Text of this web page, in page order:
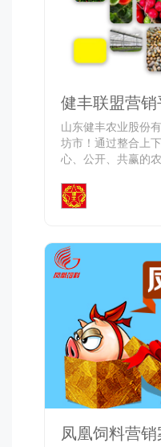
健丰联盟营销
山东健丰农业股份
坊市！通过整合上
心、公开、共赢的
凤凰饲料营